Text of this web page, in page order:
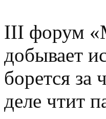
III форум
добывает
борется за
деле чтит